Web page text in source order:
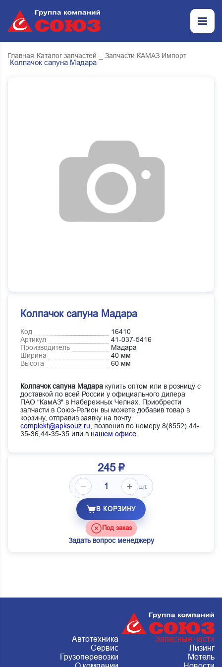
Главная Каталог запчастей _ Запчасти КАМАЗ Импорт
Колпачок сапуна Мадара
Колпачок сапуна Мадара
Код
16410
Артикул
41-037-5416
Производитель
Мадара
Ширина
40 мм
Высота
60 мм
Колпачок сапуна Мадара купить оптом или в розницу с
доставкой по всей России у официального дилера
ПАО "КамАЗ" в Набережных Челнах. Приобрести
запчасти в Союз-Регион вы можете добавив товар в
корзину, отправив заявку на почту
complekt@apksouz.ru,
позвонив по номеру 8(8552) 44-
35-36,44-35-35 или в нашем офисе
245 ₽
шт.
В КОРЗИНУ
Под заказ
Задать вопрос менеджеру
Автотехника
Запасные части
Сервис
Лизинг
Грузоперевозки
Мотель